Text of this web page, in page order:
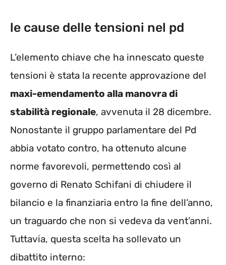
le cause delle tensioni nel pd
L’elemento chiave che ha innescato queste
tensioni è stata la recente approvazione del
maxi-emendamento alla manovra di
stabilità regionale, avvenuta il 28 dicembre.
Nonostante il gruppo parlamentare del Pd
abbia votato contro, ha ottenuto alcune
norme favorevoli, permettendo così al
governo di Renato Schifani di chiudere il
bilancio e la finanziaria entro la fine dell’anno,
un traguardo che non si vedeva da vent’anni.
Tuttavia, questa scelta ha sollevato un
dibattito interno: